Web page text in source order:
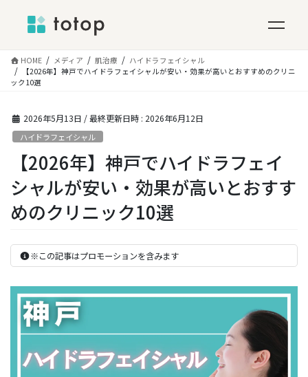
HOME メディア 肌治療
ハイドラフェイシャル
【2026年】神戸でハイドラフェイシャルが安い・効果が高いとおすすめのクリニ
ック10選
2026年5月13日 / 最終更新日時 : 2026年6月12日
ハイドラフェイシャル
【2026年】神戸でハイドラフェイ
シャルが安い・効果が高いとおすす
めのクリニック10選
※この記事はプロモーションを含みます